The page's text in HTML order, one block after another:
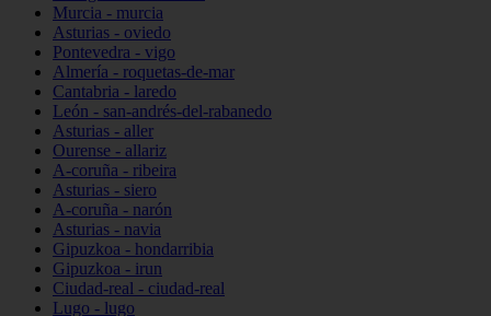
Murcia - murcia
Asturias - oviedo
Pontevedra - vigo
Almería - roquetas-de-mar
Cantabria - laredo
León - san-andrés-del-rabanedo
Asturias - aller
Ourense - allariz
A-coruña - ribeira
Asturias - siero
A-coruña - narón
Asturias - navia
Gipuzkoa - hondarribia
Gipuzkoa - irun
Ciudad-real - ciudad-real
Lugo - lugo